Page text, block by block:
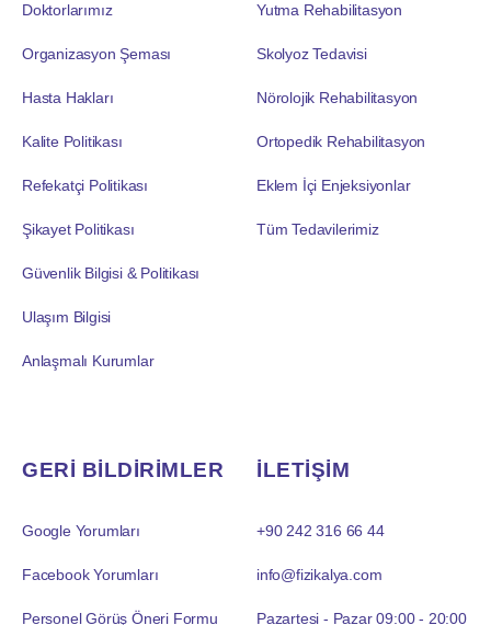
Doktorlarımız
Organizasyon Şeması
Hasta Hakları
Kalite Politikası
Refekatçi Politikası
Şikayet Politikası
Güvenlik Bilgisi & Politikası
Ulaşım Bilgisi
Anlaşmalı Kurumlar
Yutma Rehabilitasyon
Skolyoz Tedavisi
Nörolojik Rehabilitasyon
Ortopedik Rehabilitasyon
Eklem İçi Enjeksiyonlar
Tüm Tedavilerimiz
GERİ BİLDİRİMLER
Google Yorumları
Facebook Yorumları
Personel Görüş Öneri Formu
İLETİŞİM
+90 242 316 66 44
info@fizikalya.com
Pazartesi - Pazar 09:00 - 20:00